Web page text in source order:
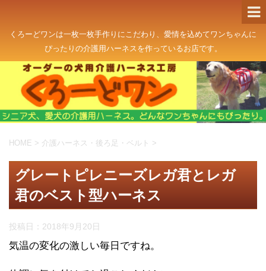
くろーどワンは一枚一枚手作りにこだわり、愛情を込めてワンちゃんに
ぴったりの介護用ハーネスを作っているお店です。
HOME > 介護ハーネス・後ろ足・ベルト >
グレートピレニーズレガ君とレガ
君のベスト型ハーネス
投稿日： 2018年9月20日
気温の変化の激しい毎日ですね。